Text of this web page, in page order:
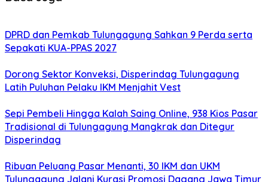
DPRD dan Pemkab Tulungagung Sahkan 9 Perda serta
Sepakati KUA-PPAS 2027
Dorong Sektor Konveksi, Disperindag Tulungagung
Latih Puluhan Pelaku IKM Menjahit Vest
Sepi Pembeli Hingga Kalah Saing Online, 938 Kios Pasar
Tradisional di Tulungagung Mangkrak dan Ditegur
Disperindag
Ribuan Peluang Pasar Menanti, 30 IKM dan UKM
Tulungagung Jalani Kurasi Promosi Dagang Jawa Timur